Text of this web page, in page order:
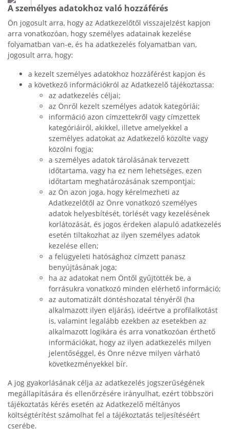
A személyes adatokhoz való hozzáférés
Ön jogosult arra, hogy az Adatkezelőtől visszajelzést kapjon
arra vonatkozóan, hogy személyes adatainak kezelése
folyamatban van-e, és ha adatkezelés folyamatban van,
jogosult arra, hogy:
a kezelt személyes adatokhoz hozzáférést kapjon és
a következő információkról az Adatkezelő tájékoztassa:
az adatkezelés céljai;
az Önről kezelt személyes adatok kategóriái;
információ azon címzettekről vagy címzettek
kategóriáiról, akikkel, illetve amelyekkel a
személyes adatokat az Adatkezelő közölte vagy
közölni fogja;
a személyes adatok tárolásának tervezett
időtartama, vagy ha ez nem lehetséges, ezen
időtartam meghatározásának szempontjai;
az Ön azon joga, hogy kérelmezheti az
Adatkezelőtől az Önre vonatkozó személyes
adatok helyesbítését, törlését vagy kezelésének
korlátozását, és jogos érdeken alapuló adatkezelés
esetén tiltakozhat az ilyen személyes adatok
kezelése ellen;
a felügyeleti hatósághoz címzett panasz
benyújtásának joga;
ha az adatokat nem Öntől gyűjtötték be, a
forrásukra vonatkozó minden elérhető információ;
az automatizált döntéshozatal tényéről (ha
alkalmazott ilyen eljárás), ideértve a profilalkotást
is, valamint legalább ezekben az esetekben az
alkalmazott logikára és arra vonatkozóan érthető
információkat, hogy az ilyen adatkezelés milyen
jelentőséggel, és Önre nézve milyen várható
következményekkel bír.
A jog gyakorlásának célja az adatkezelés jogszerűségének
megállapítására és ellenőrzésére irányulhat, ezért többszöri
tájékoztatás kérés esetén az Adatkezelő méltányos
költségtérítést számolhat fel a tájékoztatás teljesítéséért
cserébe.